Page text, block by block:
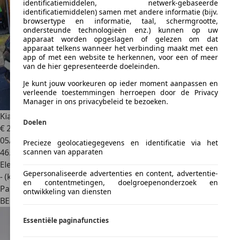
Kia EV6
€ 29.000
05/2024
46.000 km
Elektrisch
- (kWh/100 km)
Particulier
BE 2800
identificatiemiddelen, netwerk-gebaseerde
identificatiemiddelen) samen met andere informatie (bijv.
browsertype en informatie, taal, schermgrootte,
ondersteunde technologieën enz.) kunnen op uw
apparaat worden opgeslagen of gelezen om dat
apparaat telkens wanneer het verbinding maakt met een
app of met een website te herkennen, voor een of meer
van de hier gepresenteerde doeleinden.
Je kunt jouw voorkeuren op ieder moment aanpassen en
verleende toestemmingen herroepen door de Privacy
Manager in ons privacybeleid te bezoeken.
Doelen
Precieze geolocatiegegevens en identificatie via het
scannen van apparaten
Gepersonaliseerde advertenties en content, advertentie-
en contentmetingen, doelgroepenonderzoek en
ontwikkeling van diensten
Essentiële paginafuncties